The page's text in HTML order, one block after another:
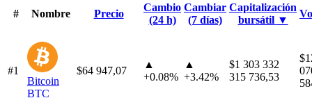
# Nombre Precio
Cambio
(24 h)
Cambiar
(7 días)
Capitalización
bursátil ▼
#1
Bitcoin
BTC
$64 947,07
▲
+0.08%
▲
+3.42%
$1 303 332
315 736,53